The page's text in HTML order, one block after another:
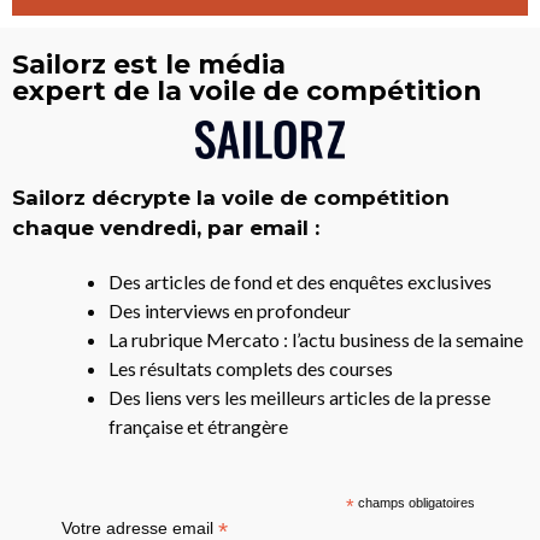
Sailorz est le média
expert de la voile de compétition
Sailorz décrypte la voile de compétition
chaque vendredi, par email :
Des articles de fond et des enquêtes exclusives
Des interviews en profondeur
La rubrique Mercato : l’actu business de la semaine
Les résultats complets des courses
Des liens vers les meilleurs articles de la presse
française et étrangère
*champs obligatoires
Votre adresse email*